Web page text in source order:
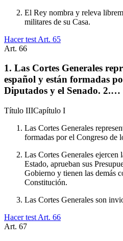
El Rey nombra y releva
militares de su Casa.
Hacer test Art. 65
Art. 66
1. Las Cortes Generales
español y están formadas
Diputados y el Senado. 2.…
Título IIICapítulo I
Las Cortes Generales
formadas por el Congreso de
Las Cortes Generales ejercen
Estado, aprueban sus
Gobierno y tienen las demás
Constitución.
Las Cortes Generales son
Hacer test Art. 66
Art. 67